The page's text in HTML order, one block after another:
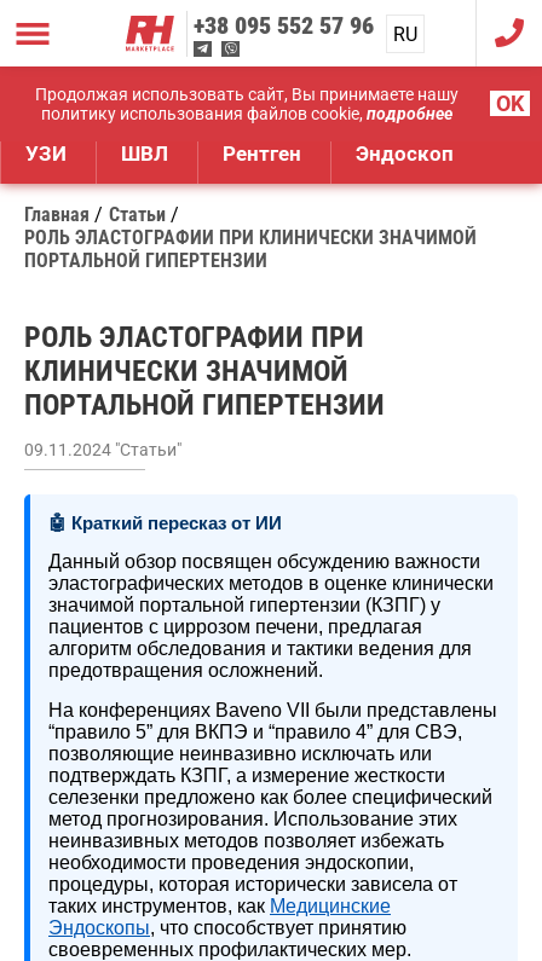
Продолжая использовать сайт, Вы принимаете нашу
политику использования файлов cookie, подробнее OK
+38 095 552 57 96 RU
UA
Дистрибуция медицинского оборудования
УЗИ ШВЛ Рентген Эндоскоп
Главная
Статьи
РОЛЬ ЭЛАСТОГРАФИИ ПРИ КЛИНИЧЕСКИ ЗНАЧИМОЙ
ПОРТАЛЬНОЙ ГИПЕРТЕНЗИИ
РОЛЬ ЭЛАСТОГРАФИИ ПРИ
КЛИНИЧЕСКИ ЗНАЧИМОЙ
ПОРТАЛЬНОЙ ГИПЕРТЕНЗИИ
09.11.2024 "Статьи"
🤖 Краткий пересказ от ИИ
Данный обзор посвящен обсуждению важности
эластографических методов в оценке клинически
значимой портальной гипертензии (КЗПГ) у
пациентов с циррозом печени, предлагая
алгоритм обследования и тактики ведения для
предотвращения осложнений.
На конференциях Baveno VII были представлены
“правило 5” для ВКПЭ и “правило 4” для СВЭ,
позволяющие неинвазивно исключать или
подтверждать КЗПГ, а измерение жесткости
селезенки предложено как более специфический
метод прогнозирования. Использование этих
неинвазивных методов позволяет избежать
необходимости проведения эндоскопии,
процедуры, которая исторически зависела от
таких инструментов, как Медицинские
Эндоскопы, что способствует принятию
своевременных профилактических мер.